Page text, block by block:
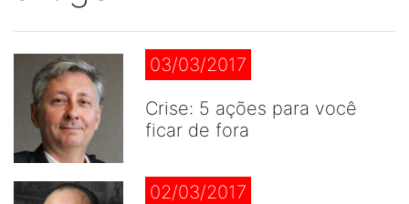
03/03/2017
Crise: 5 ações para você
ficar de fora
02/03/2017